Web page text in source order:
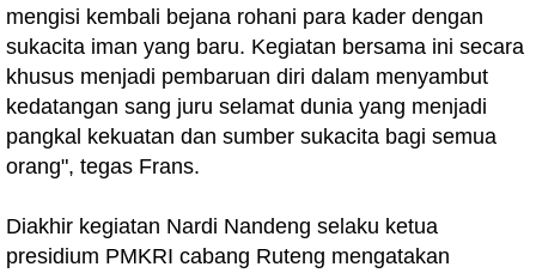
mengisi kembali bejana rohani para kader dengan
sukacita iman yang baru. Kegiatan bersama ini secara
khusus menjadi pembaruan diri dalam menyambut
kedatangan sang juru selamat dunia yang menjadi
pangkal kekuatan dan sumber sukacita bagi semua
orang", tegas Frans.
Diakhir kegiatan Nardi Nandeng selaku ketua
presidium PMKRI cabang Ruteng mengatakan